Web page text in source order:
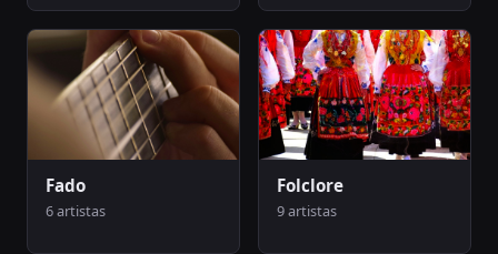
Fado
6 artistas
Folclore
9 artistas